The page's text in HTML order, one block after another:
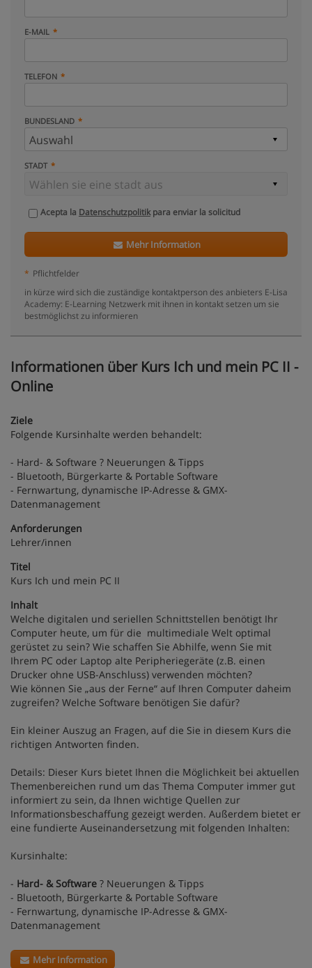
E-MAIL
TELEFON
BUNDESLAND
STADT
Acepta la Datenschutzpolitikpara enviar la solicitud
Mehr Information
* Pflichtfelder
in kürze wird sich die zuständige kontaktperson des anbieters E-Lisa
Academy: E-Learning Netzwerk mit ihnen in kontakt setzen um sie
bestmöglichst zu informieren
Informationen über Kurs Ich und mein PC II -
Online
Ziele
Folgende Kursinhalte werden behandelt:
- Hard- & Software ? Neuerungen & Tipps
- Bluetooth, Bürgerkarte & Portable Software
- Fernwartung, dynamische IP-Adresse & GMX-
Datenmanagement
Anforderungen
Lehrer/innen
Titel
Kurs Ich und mein PC II
Inhalt
Welche digitalen und seriellen Schnittstellen benötigt Ihr
Computer heute, um für die multimediale Welt optimal
gerüstet zu sein? Wie schaffen Sie Abhilfe, wenn Sie mit
Ihrem PC oder Laptop alte Peripheriegeräte (z.B. einen
Drucker ohne USB-Anschluss) verwenden möchten?
Wie können Sie „aus der Ferne“ auf Ihren Computer daheim
zugreifen? Welche Software benötigen Sie dafür?
Ein kleiner Auszug an Fragen, auf die Sie in diesem Kurs die
richtigen Antworten finden.
Details: Dieser Kurs bietet Ihnen die Möglichkeit bei aktuellen
Themenbereichen rund um das Thema Computer immer gut
informiert zu sein, da Ihnen wichtige Quellen zur
Informationsbeschaffung gezeigt werden. Außerdem bietet er
eine fundierte Auseinandersetzung mit folgenden Inhalten:
Kursinhalte:
- Hard- & Software ? Neuerungen & Tipps
- Bluetooth, Bürgerkarte & Portable Software
- Fernwartung, dynamische IP-Adresse & GMX-
Datenmanagement
Mehr Information